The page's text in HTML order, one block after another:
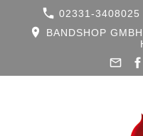
02331-
BANDSHOP GMBH